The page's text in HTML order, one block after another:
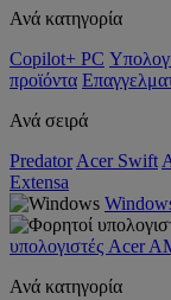
Ανά κατηγορία
Copilot+ PC
προϊόντα
Ανά σειρά
Predator Acer Swift
Extensa
υπολογιστές Acer
Ανά κατηγορία